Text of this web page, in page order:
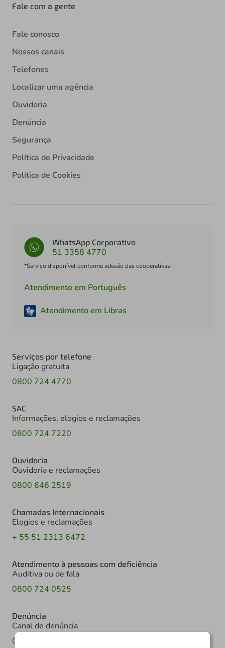
Fale com a gente
Fale conosco
Nossos canais
Telefones
Localizar uma agência
Ouvidoria
Denúncia
Segurança
Política de Privacidade
Política de Cookies
WhatsApp Corporativo
51 3358 4770
*Serviço disponível conforme adesão das cooperativas
Atendimento em Português
Atendimento em Libras
Serviços por telefone
Ligação gratuita
0800 724 4770
SAC
Informações, elogios e reclamações
0800 724 7220
Ouvidoria
Ouvidoria e reclamações
0800 646 2519
Chamadas Internacionais
Elogios e reclamações
+ 55 51 2313 6472
Atendimento à pessoas com deficiência
Auditiva ou de fala
0800 724 0525
Denúncia
Canal de denúncia
0800 602 6918